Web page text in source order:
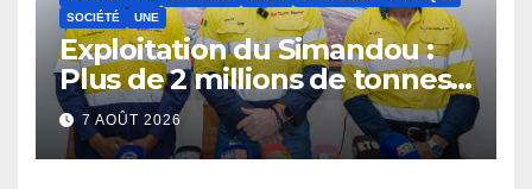
SOCIÉTÉ
UNE
Exploitation du Simandou :
Plus de 2 millions de tonnes
de fer exportées
7 AOÛT 2026